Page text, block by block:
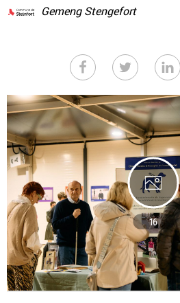
Gemeng Stengefort
16